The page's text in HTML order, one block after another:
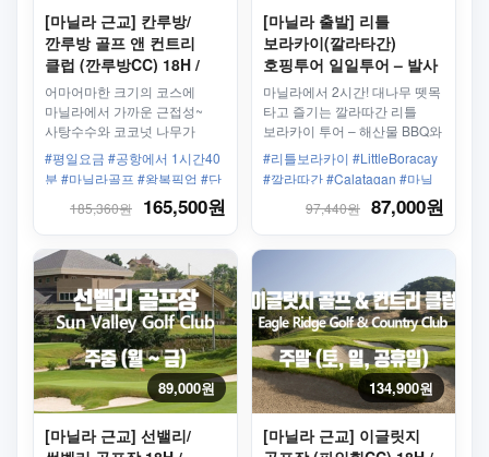
[마닐라 근교] 칸루방/
깐루방 골프 앤 컨트리
클럽 (깐루방CC) 18H /
왕복픽업 차량 포함 - 평일/
주중
어마어마한 크기의 코스에
마닐라에서 가까운 근접성~
사탕수수와 코코넛 나무가
어울러져 마치 공원에서
플레이하는 듯한 코스!
#평일요금 #공항에서 1시간40
분 #마닐라골프 #왕복픽업 #단
독차량 #칸루방 #2인라운딩
185,360원 165,500원
[마닐라 출발] 리틀
보라카이(깔라타간)
호핑투어 일일투어 – 발사
타고 즐기는 깔라따간 해변
힐링여행
마닐라에서 2시간! 대나무 뗏목
타고 즐기는 깔라따간 리틀
보라카이 투어 – 해산물 BBQ와
스노클링 포함
#리틀보라카이 #LittleBoracay
#깔라따간 #Calatagan #마닐
라근교투어 #마닐라해변투어 #
바탕가스투어 #발사체험 #대나
무뗏목투어 #해산물BBQ #스노
투어 #필리핀자유여행 #필리핀
가족여행 #마닐라일일투어
97,440원 87,000원
89,000원
[마닐라 근교] 선밸리/
134,900원
[마닐라 근교] 이글릿지